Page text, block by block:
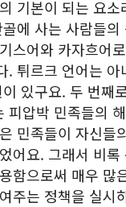
기본이 되는 요
에 사는 사람들
스어와 카자흐어
. 튀르크 언어는
있구요. 두 번째
피압박 민족들의
민족들이 자신들
어요. 그래서 비
함으로써 매우 많
주는 정책을 실시